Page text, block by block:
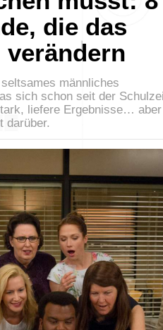
die das
verändern
männliches
sich schon seit der
liefere Ergebnisse… aber
darüber.